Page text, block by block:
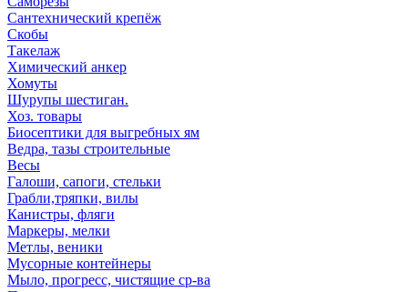
Сантехнический крепёж
Скобы
Такелаж
Химический анкер
Хомуты
Шурупы шестиган.
Хоз. товары
Биосептики для выгребных ям
Ведра, тазы строительные
Весы
Галоши, сапоги, стельки
Грабли,тряпки, вилы
Канистры, фляги
Маркеры, мелки
Метлы, веники
Мусорные контейнеры
Мыло, прогресс, чистящие ср-ва